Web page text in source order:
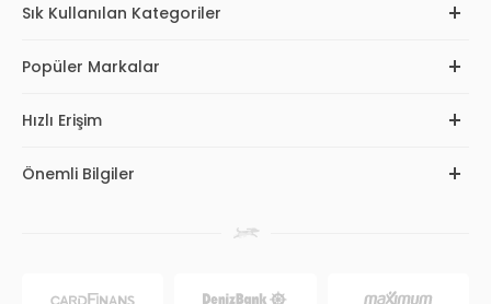
Sık Kullanılan Kategoriler
Popüler Markalar
Hızlı Erişim
Önemli Bilgiler